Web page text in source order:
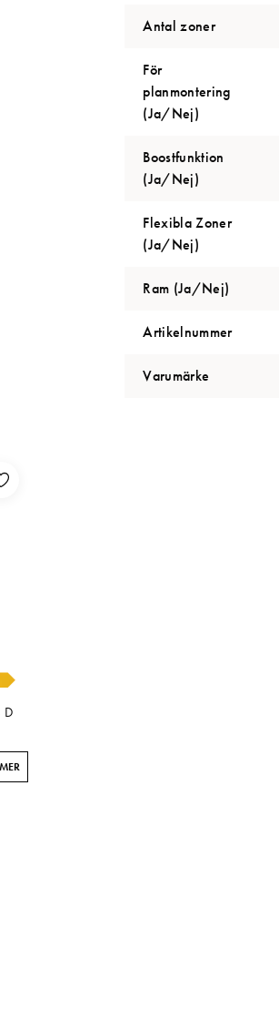
Antal zoner
För
planmontering
(Ja/Nej)
Boostfunktion
(Ja/Nej)
Flexibla Zoner
(Ja/Nej)
Ram (Ja/Nej)
Artikelnummer
Varumärke
D